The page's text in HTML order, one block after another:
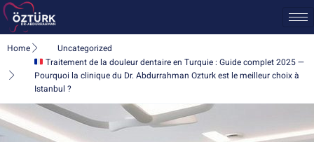
Home
Uncategorized
Traitement de la douleur dentaire en Turquie : Guide complet 2025 —
Pourquoi la clinique du Dr. Abdurrahman Ozturk est le meilleur choix à
Istanbul ?